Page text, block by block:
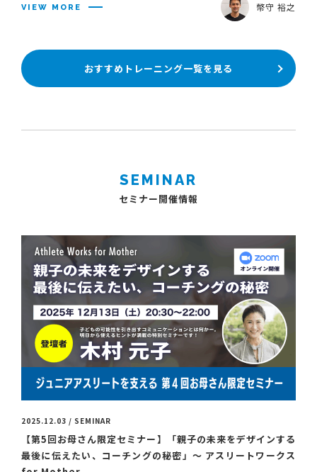
VIEW MORE 幣守 裕之
おすすめトレーニング一覧を見る
SEMINAR
セミナー開催情報
2025.12.03 / SEMINAR
【第5回お母さん限定セミナー】「親子の未来をデザインする
最後に伝えたい、コーチングの秘密」～ アスリートワークス